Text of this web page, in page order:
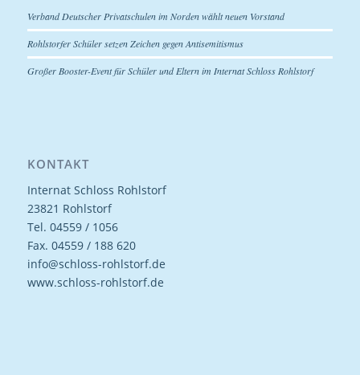
Verband Deutscher Privatschulen im Norden wählt neuen Vorstand
Rohlstorfer Schüler setzen Zeichen gegen Antisemitismus
Großer Booster-Event für Schüler und Eltern im Internat Schloss Rohlstorf
KONTAKT
Internat Schloss Rohlstorf
23821 Rohlstorf
Tel. 04559 / 1056
Fax. 04559 / 188 620
info@schloss-rohlstorf.de
www.schloss-rohlstorf.de